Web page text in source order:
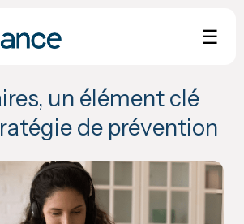
☰
un élément clé
de prévention